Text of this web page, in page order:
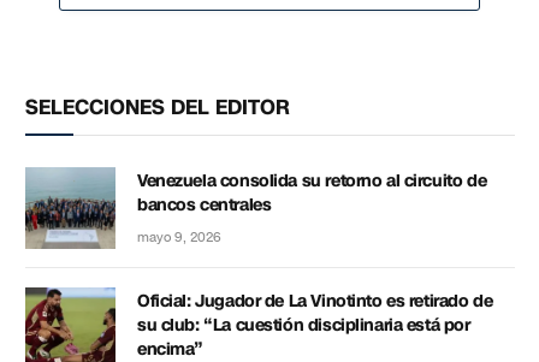
SELECCIONES DEL EDITOR
Venezuela consolida su retorno al circuito de
bancos centrales
mayo 9, 2026
Oficial: Jugador de La Vinotinto es retirado de
su club: “La cuestión disciplinaria está por
encima”